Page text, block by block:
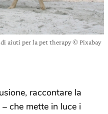
aiuti per la pet therapy © Pixabay
raccontare la
– che mette in luce i